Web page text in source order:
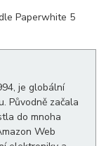
je globální
Původně začala
do mnoha
Web